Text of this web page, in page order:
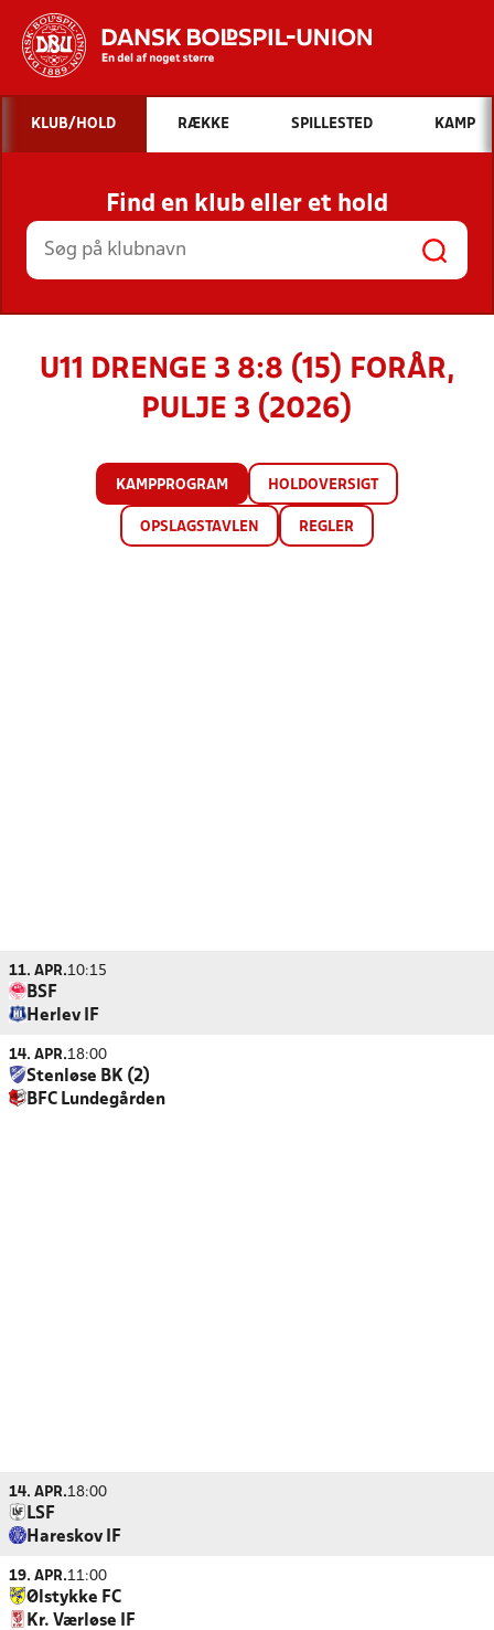
Hvad vil du søge efter?
INDHOLD OG NYHEDER
STILLINGER, RESULTATER, KLUBBER OG
HOLD
KLUB/HOLD RÆKKE SPILLESTED KAMP
Find en klub eller et hold
U11 DRENGE 3 8:8 (15) FORÅR,
PULJE 3 (2026)
KAMPPROGRAM HOLDOVERSIGT
OPSLAGSTAVLEN REGLER
11. APR.10:15
BSF
Herlev IF
14. APR.18:00
Stenløse BK (2)
BFC Lundegården
14. APR.18:00
LSF
Hareskov IF
19. APR.11:00
Ølstykke FC
Kr. Værløse IF